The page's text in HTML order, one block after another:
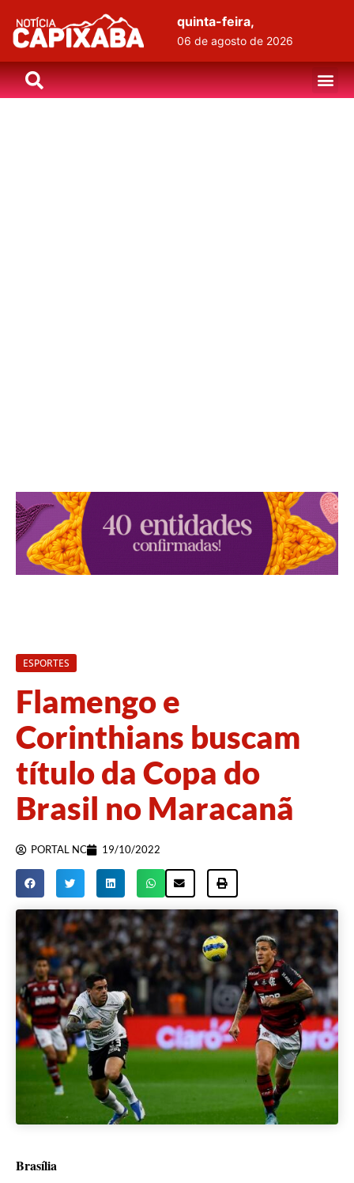
quinta-feira,
06 de agosto de 2026
ESPORTES
Flamengo e
Corinthians buscam
título da Copa do
Brasil no Maracanã
PORTAL NC 19/10/2022
Brasília